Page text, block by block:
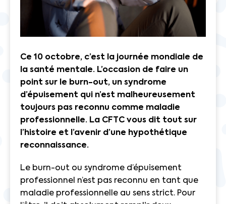
Ce 10 octobre, c’est la journée mondiale de
la santé mentale. L’occasion de faire un
point sur le burn-out, un syndrome
d’épuisement qui n’est malheureusement
toujours pas reconnu comme maladie
professionnelle. La CFTC vous dit tout sur
l’histoire et l’avenir d’une hypothétique
reconnaissance.
Le burn-out ou syndrome d’épuisement
professionnel n’est pas reconnu en tant que
maladie professionnelle au sens strict. Pour